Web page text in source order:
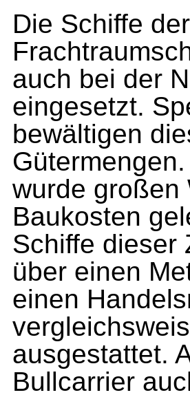
Die Schiffe
auch bei der
eingesetzt.
bewältigen
wurde großen
Baukosten
Schiffe dieser
über einen
einen
ausgestattet.
Bullcarrier